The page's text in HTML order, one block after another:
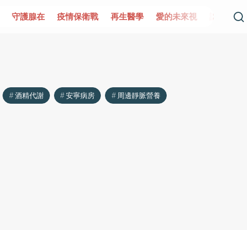
守護腺在 疫情保衛戰 再生醫學 愛的未來視 認識攝護
酒精代謝 安寧病房 周邊靜脈營養